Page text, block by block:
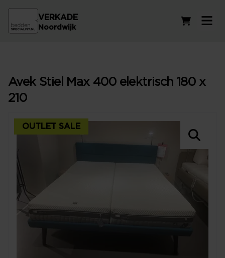
VERKADE
Noordwijk
Avek Stiel Max 400 elektrisch 180 x
210
OUTLET SALE